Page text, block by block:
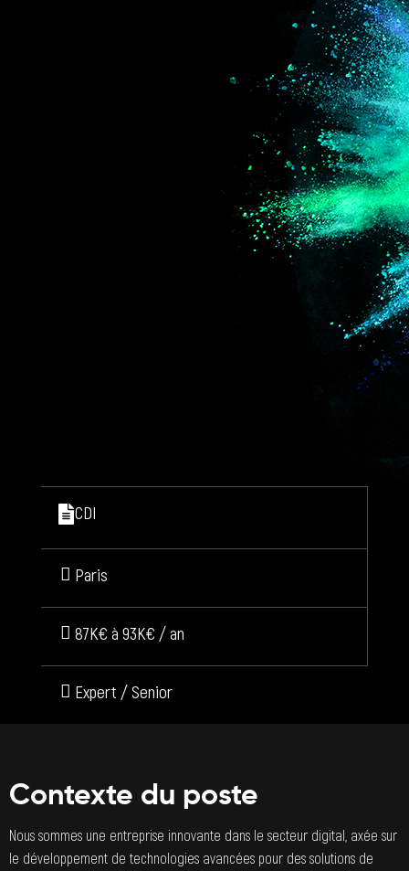
CDI
Paris
87K€ à 93K€ / an
Expert / Senior
Contexte du poste
Nous sommes une entreprise innovante dans le secteur digital, axée sur
le développement de technologies avancées pour des solutions de